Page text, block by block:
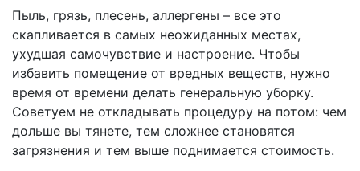
Пыль, грязь, плесень, аллергены – все это
скапливается в самых неожиданных местах,
ухудшая самочувствие и настроение. Чтобы
избавить помещение от вредных веществ, нужно
время от времени делать генеральную уборку.
Советуем не откладывать процедуру на потом: чем
дольше вы тянете, тем сложнее становятся
загрязнения и тем выше поднимается стоимость.